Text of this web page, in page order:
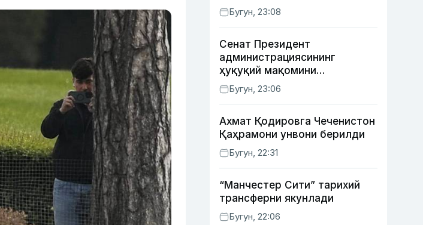
Бугун, 23:08
Сенат Президент
администрациясининг
ҳуқуқий мақомини
белгиловчи конституциявий
қонунни маъқуллади
Бугун, 23:06
Ахмат Қодировга Чеченистон
Қаҳрамони унвони берилди
Бугун, 22:31
“Манчестер Сити” тарихий
трансферни якунлади
Бугун, 22:06